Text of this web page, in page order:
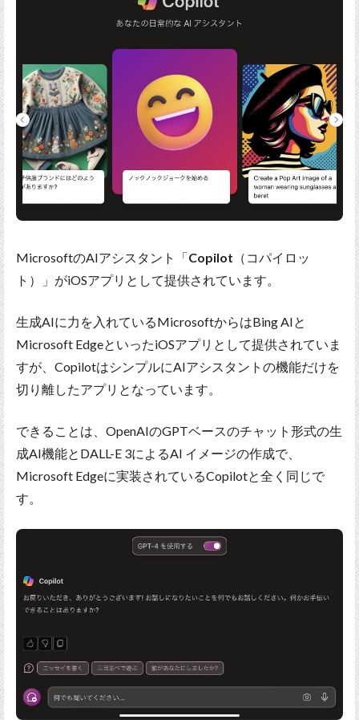
MicrosoftのAIアシスタント「Copilot （コパイロッ
ト）」がiOSアプリとして提供されています。
生成AIに力を入れているMicrosoftからはBing AIと
Microsoft EdgeといったiOSアプリとして提供されていま
すが、CopilotはシンプルにAIアシスタントの機能だけを
切り離したアプリとなっています。
できることは、OpenAIのGPTベースのチャット形式の生
成AI機能とDALL-E 3によるAI イメージの作成で、
Microsoft Edgeに実装されているCopilotと全く同じで
す。